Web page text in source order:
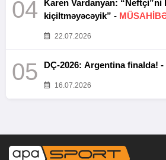
04
Karen Vardanyan: “Neftçi”ni
kiçiltməyəcəyik” -
22.07.2026
05 DÇ-2026: Argentina finalda! -
16.07.2026